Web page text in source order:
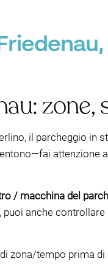
il parcheggio in
attenzione
/ macchina del
puoi anche controllare
zona/tempo prima